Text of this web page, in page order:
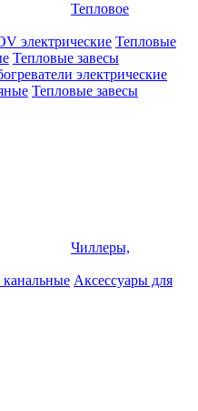
Тепловое
электрические Тепловые
Тепловые завесы
электрические
Тепловые завесы
Чиллеры,
Аксессуары для